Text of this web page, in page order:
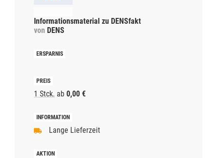
Informationsmaterial zu DENSfakt
von DENS
1 Stck. ab 0,00 €
Lange Lieferzeit